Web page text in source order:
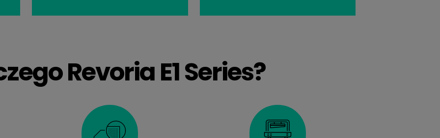
Revoria E1 Series?